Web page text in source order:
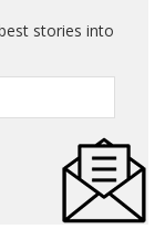
stories into